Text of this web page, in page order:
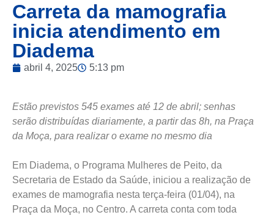
Carreta da mamografia
inicia atendimento em
Diadema
abril 4, 2025 5:13 pm
Estão previstos 545 exames até 12 de abril; senhas
serão distribuídas diariamente, a partir das 8h, na Praça
da Moça, para realizar o exame no mesmo dia
Em Diadema, o Programa Mulheres de Peito, da
Secretaria de Estado da Saúde, iniciou a realização de
exames de mamografia nesta terça-feira (01/04), na
Praça da Moça, no Centro. A carreta conta com toda